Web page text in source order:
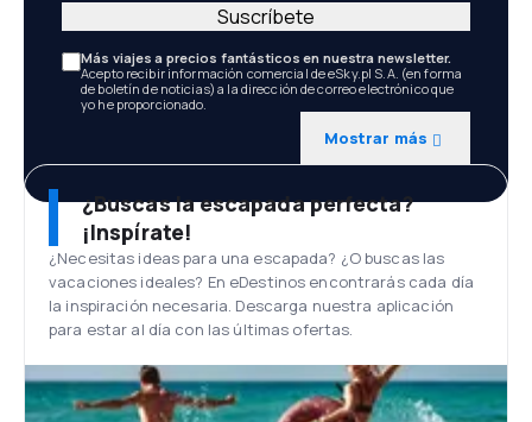
Más viajes a precios fantásticos en nuestra newsletter.
Acepto recibir información comercial de eSky.pl S.A. (en forma
de boletín de noticias) a la dirección de correo electrónico que
yo he proporcionado.
Mostrar más
Suscríbete
¿Buscas la escapada perfecta?
¡Inspírate!
¿Necesitas ideas para una escapada? ¿O buscas las
vacaciones ideales? En eDestinos encontrarás cada día
la inspiración necesaria. Descarga nuestra aplicación
para estar al día con las últimas ofertas.